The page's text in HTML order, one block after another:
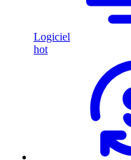
Logiciel
hot